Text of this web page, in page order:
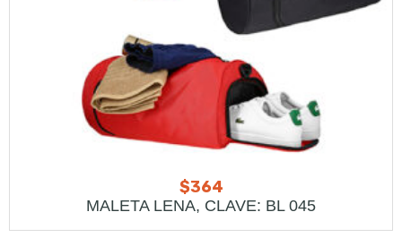
$364
MALETA LENA, CLAVE: BL 045